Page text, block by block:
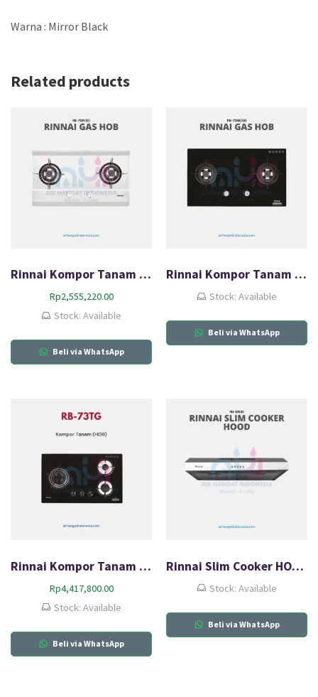
Warna : Mirror Black
Related products
Rinnai Kompor Tanam Gas HOB RB-712N (S)
Rp2,555,220.00
Stock: Available
Beli via WhatsApp
Rinnai Kompor Tanam Gas HOB RB-712N (GB)
Stock: Available
Beli via WhatsApp
Rinnai Kompor Tanam Gas (HOB) RB-73TG
Rp4,417,800.00
Stock: Available
Beli via WhatsApp
Rinnai Slim Cooker HOOD RH-126SS
Stock: Available
Beli via WhatsApp